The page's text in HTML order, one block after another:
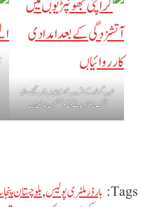
طیب گوٹھ کے قریب جھونپڑیوں میں لگنے والی
آگ پر قابو پانے کی کوششیں جاری ہیں
Tags: بارڈر ملٹری پولیس,بلوچستان